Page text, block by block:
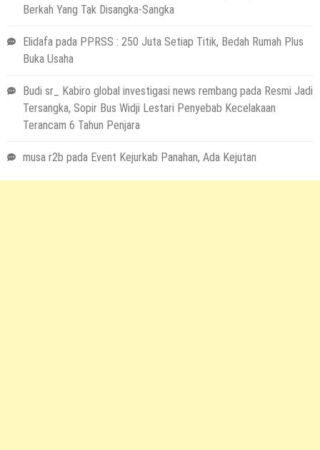
Berkah Yang Tak Disangka-Sangka
Elidafa pada PPRSS : 250 Juta Setiap Titik, Bedah Rumah Plus
Buka Usaha
Budi sr_ Kabiro global investigasi news rembang pada Resmi Jadi
Tersangka, Sopir Bus Widji Lestari Penyebab Kecelakaan
Terancam 6 Tahun Penjara
musa r2b pada Event Kejurkab Panahan, Ada Kejutan